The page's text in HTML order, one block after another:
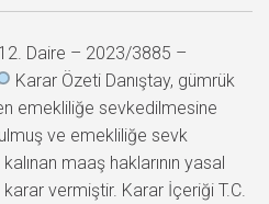
Daire – 2023/3885 –
Karar Özeti Danıştay, gümrük
emekliliğe sevkedilmesine
ve emekliliğe sevk
maaş haklarının yasal
vermiştir. Karar İçeriği T.C.